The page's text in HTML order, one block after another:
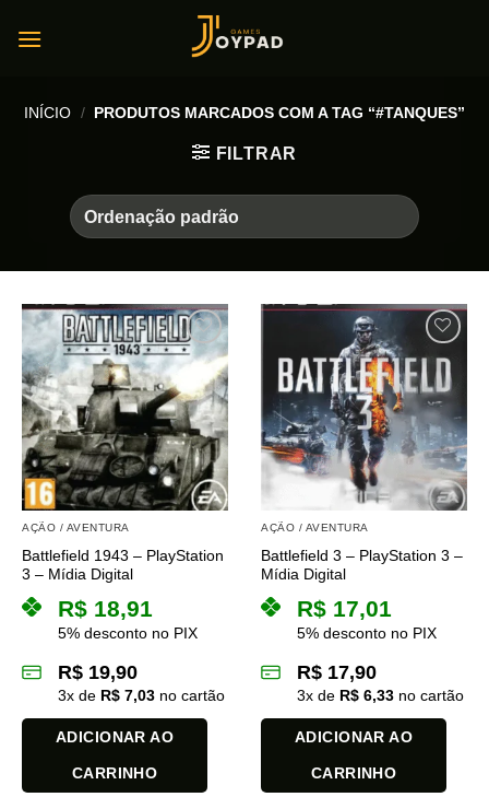
INÍCIO / PRODUTOS MARCADOS COM A TAG “#TANQUES”
FILTRAR
AÇÃO / AVENTURA
Battlefield 1943 – PlayStation
3 – Mídia Digital
R$ 18,91
5% desconto no PIX
R$ 19,90
3x de R$ 7,03 no cartão
ADICIONAR AO
CARRINHO
AÇÃO / AVENTURA
Battlefield 3 – PlayStation 3 –
Mídia Digital
R$ 17,01
5% desconto no PIX
R$ 17,90
3x de R$ 6,33 no cartão
ADICIONAR AO
CARRINHO